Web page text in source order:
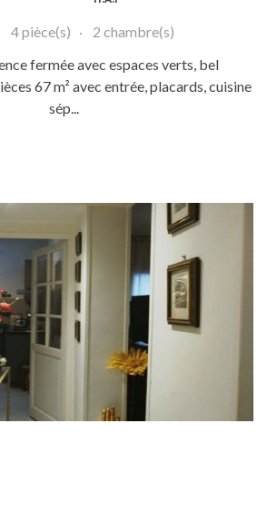
4 pièce(s)
2 chambre(s)
fermée avec espaces verts, bel
67 m² avec entrée, placards, cuisine
sép...